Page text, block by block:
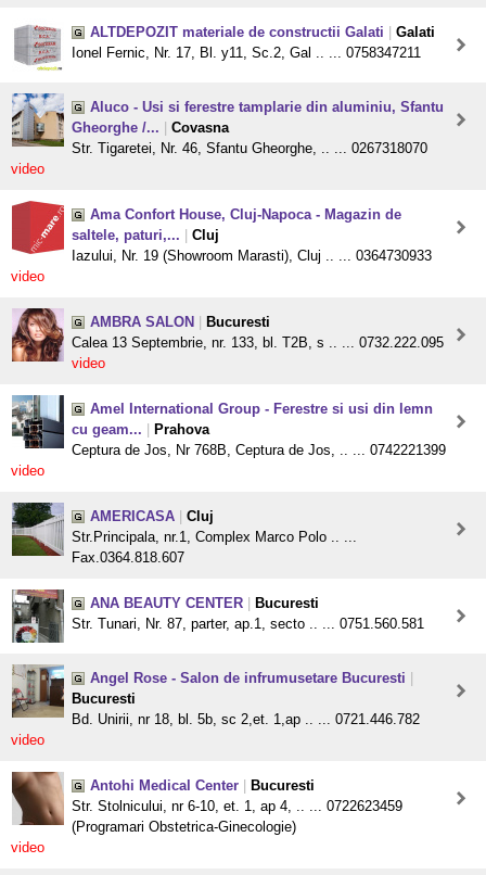
ALTDEPOZIT materiale de constructii Galati
Galati
Ionel Fernic, Nr. 17, Bl. y11, Sc.2, Gal .. ... 0758347211
Aluco - Usi si ferestre tamplarie din aluminiu, Sfantu
Gheorghe /...
Covasna
Str. Tigaretei, Nr. 46, Sfantu Gheorghe, .. ... 0267318070
video
Ama Confort House, Cluj-Napoca - Magazin de
saltele, paturi,...
Cluj
Iazului, Nr. 19 (Showroom Marasti), Cluj .. ... 0364730933
video
AMBRA SALON
Bucuresti
Calea 13 Septembrie, nr. 133, bl. T2B, s .. ... 0732.222.095
video
Amel International Group - Ferestre si usi din lemn
cu geam...
Prahova
Ceptura de Jos, Nr 768B, Ceptura de Jos, .. ... 0742221399
video
AMERICASA
Cluj
Str.Principala, nr.1, Complex Marco Polo .. ...
Fax.0364.818.607
ANA BEAUTY CENTER
Bucuresti
Str. Tunari, Nr. 87, parter, ap.1, secto .. ... 0751.560.581
Angel Rose - Salon de infrumusetare Bucuresti
Bucuresti
Bd. Unirii, nr 18, bl. 5b, sc 2,et. 1,ap .. ... 0721.446.782
video
Antohi Medical Center
Bucuresti
Str. Stolnicului, nr 6-10, et. 1, ap 4, .. ... 0722623459
(Programari Obstetrica-Ginecologie)
video